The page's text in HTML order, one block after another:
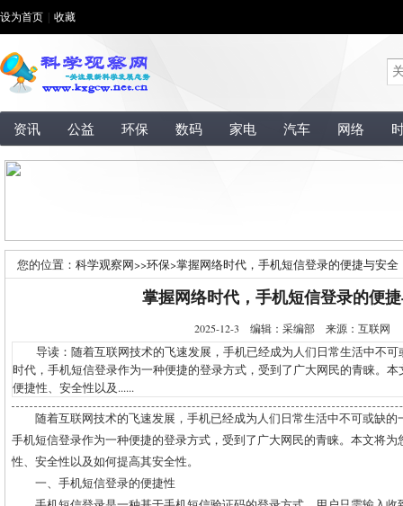
设为首页 收藏
资讯 公益 环保 数码 家电 汽车 网络
您的位置： 科学观察网>>环保>掌握网络时代，手机短信登录的便捷与安全
掌握网络时代，手机短信登录的便
2025-12-3 编辑：采编部 来源：互联网
导读：随着互联网技术的飞速发展，手机已经成为人们日常生活中不可
时代，手机短信登录作为一种便捷的登录方式，受到了广大网民的青睐。
便捷性、安全性以及......
随着互联网技术的飞速发展，手机已经成为人们日常生活中不可或缺
手机短信登录作为一种便捷的登录方式，受到了广大网民的青睐。本文将
性、安全性以及如何提高其安全性。
一、手机短信登录的便捷性